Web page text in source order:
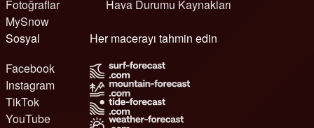
Fotoğraflar
MySnow
Hava Durumu Kaynakları
Sosyal
Facebook
Instagram
TikTok
YouTube
Her macerayı tahmin edin